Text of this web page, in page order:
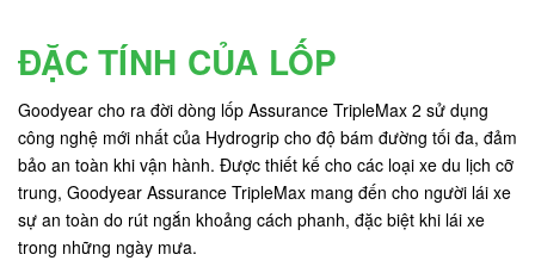
ĐẶC TÍNH CỦA LỐP
Goodyear cho ra đời dòng lốp Assurance TripleMax 2 sử dụng
công nghệ mới nhất của Hydrogrip cho độ bám đường tối đa, đảm
bảo an toàn khi vận hành. Được thiết kế cho các loại xe du lịch cỡ
trung, Goodyear Assurance TripleMax mang đến cho người lái xe
sự an toàn do rút ngắn khoảng cách phanh, đặc biệt khi lái xe
trong những ngày mưa.